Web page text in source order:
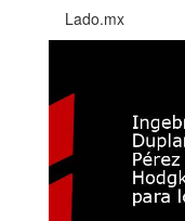
Lado.mx